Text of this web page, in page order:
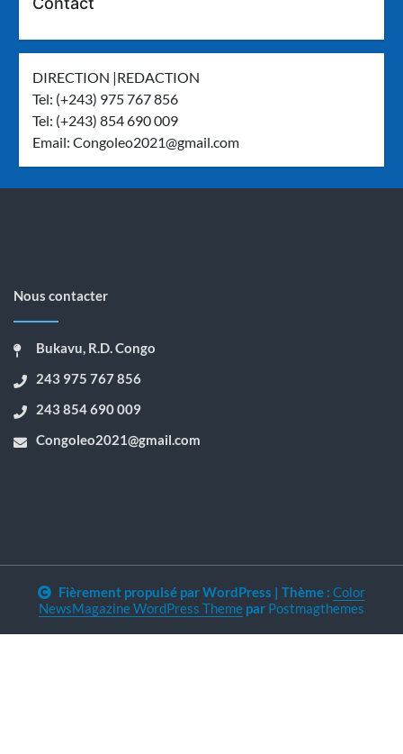
DIRECTION |REDACTION
Tel: (+243) 975 767 856
Tel: (+243) 854 690 009
Email:Congoleo2021@gmail.com
Nous contacter
Bukavu, R.D. Congo
243 975 767 856
243 854 690 009
Congoleo2021@gmail.com
Fièrement propulsé par WordPress | Thème : Color
NewsMagazine WordPress Theme par Postmagthemes